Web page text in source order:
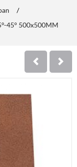
/
45° 500x500MM